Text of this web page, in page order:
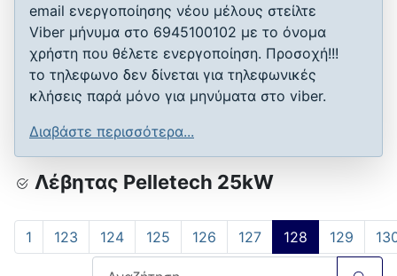
email ενεργοποίησης νέου μέλους στείλτε
Viber μήνυμα στο 6945100102 με το όνομα
χρήστη που θέλετε ενεργοποίηση. Προσοχή!!!
το τηλεφωνο δεν δίνεται για τηλεφωνικές
κλήσεις παρά μόνο για μηνύματα στο viber.
Διαβάστε περισσότερα...
Λέβητας Pelletech 25kW
1 123 124 125 126 127 128 129